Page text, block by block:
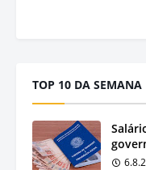
TOP 10 DA SEMANA